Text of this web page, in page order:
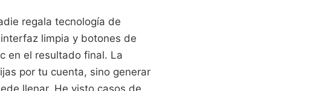
regala tecnología de
limpia y botones de
en el resultado final. La
por tu cuenta, sino generar